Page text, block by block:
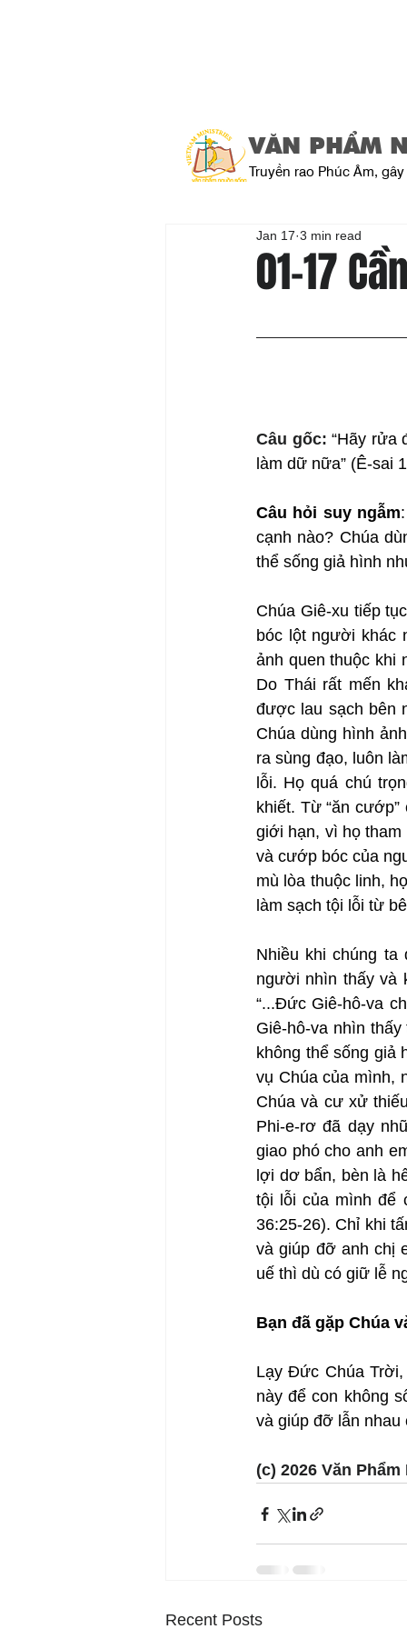
VĂN PHẨM
Truyền rao Phúc Âm,
01-17
Jan 17 3 min read
Câu gốc: “Hãy rửa
làm dữ nữa” (Ê-sai
Câu hỏi suy ngẫm
cạnh nào? Chúa
thể sống giả hình
Chúa Giê-xu tiếp
bóc lột người khác
ảnh quen thuộc khi
Do Thái rất mến
được lau sạch bên
Chúa dùng hình
ra sùng đạo, luôn
lỗi. Họ quá chú
khiết. Từ “ăn
giới hạn, vì họ tham
và cướp bóc của
mù lòa thuộc linh,
làm sạch tội lỗi từ
Nhiều khi chúng ta
người nhìn thấy và
“...Đức Giê-hô-va
Giê-hô-va nhìn
không thể sống giả
vụ Chúa của mình,
Chúa và cư xử
Phi-e-rơ đã dạy
giao phó cho anh
lợi dơ bẩn, bèn là
tội lỗi của mình để
36:25-26). Chỉ khi
và giúp đỡ anh chị
uế thì dù có giữ lễ
Bạn đã gặp Chúa
Lạy Đức Chúa
này để con không
và giúp đỡ lẫn nhau
(c) 2026 Văn
Recent Posts